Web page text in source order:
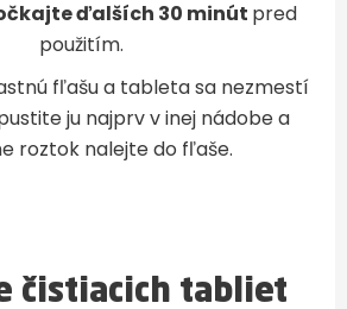
ďalších 30 minút pred
použitím.
fľašu a tableta sa nezmestí
ju najprv v inej nádobe a
roztok nalejte do fľaše.
čistiacich tabliet